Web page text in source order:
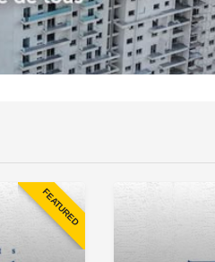
FEATURED